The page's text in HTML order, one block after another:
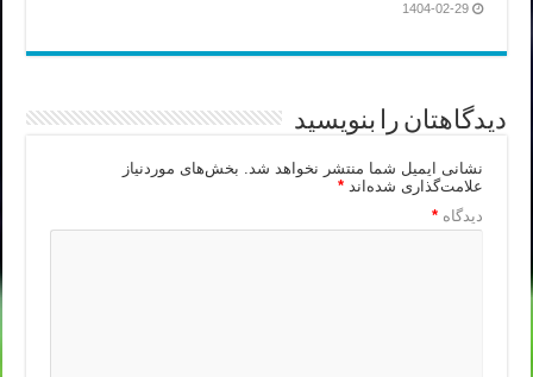
1404-02-29
دیدگاهتان را بنویسید
نشانی ایمیل شما منتشر نخواهد شد. بخش‌های موردنیاز
علامت‌گذاری شده‌اند*
دیدگاه*